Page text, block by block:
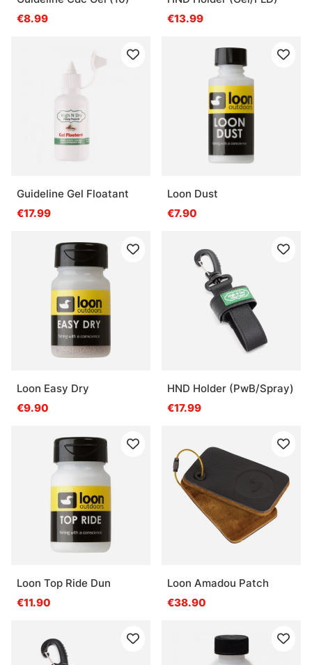
€8.99
€13.99
Guideline Gel Floatant
€17.99
Loon Dust
€7.90
Loon Easy Dry
€9.90
HND Holder (PwB/Spray)
€17.99
Loon Top Ride Dun
€11.90
Loon Amadou Patch
€38.90